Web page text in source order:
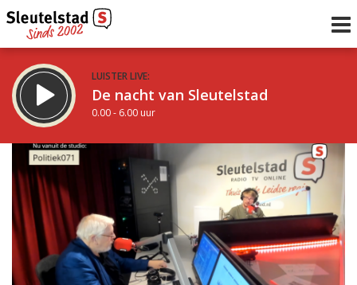
LUISTER LIVE:
De nacht van Sleutelstad
0.00 - 6.00 uur
STRAKS:
De ochtend van Sleutelstad
6.00 - 12.00 uur
Vorig uur
uur 1 van 0 Volgend uur
Inklappen